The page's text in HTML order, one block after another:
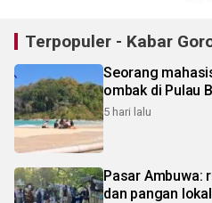
Terpopuler - Kabar
Seorang
ombak di Pulau
5 hari lalu
Pasar Ambuwa:
dan pangan